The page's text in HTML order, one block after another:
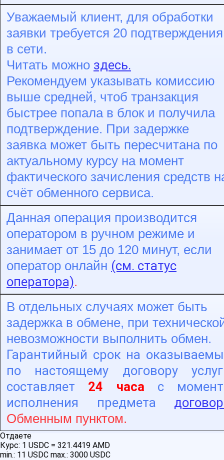
Уважаемый клиент, для обработки
заявки требуется 20 подтверждения
в сети.
Читать можно здесь.
Рекомендуем указывать комиссию
выше средней, чтоб транзакция
быстрее попала в блок и получила
подтверждение. При задержке
заявка может быть пересчитана по
актуальному курсу на момент
фактического зачисления средств
счёт обменного сервиса.
Данная операция производится
оператором в ручном режиме и
занимает от 15 до 120 минут, если
оператор онлайн (см. статус
оператора).
В отдельных случаях может быть
задержка в обмене, при
невозможности выполнить обмен.
Гарантийный срок на
по настоящему договору
составляет 24 часа с
исполнения предмета
Обменным пунктом.
Отдаете
Курс: 1 USDC = 321.4419 AMD
min.: 11 USDC max.: 3000 USDC